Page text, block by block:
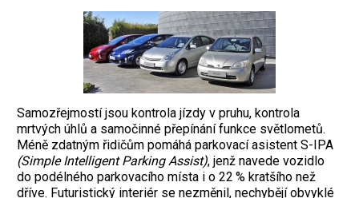
Samozřejmostí jsou kontrola jízdy v pruhu, kontrola
mrtvých úhlů a samočinné přepínání funkce světlometů.
Méně zdatným řidičům pomáhá parkovací asistent S-IPA
(Simple Intelligent Parking Assist), jenž navede vozidlo
do podélného parkovacího místa i o 22 % kratšího než
dříve. Futuristický interiér se nezměnil, nechybějí obvyklé